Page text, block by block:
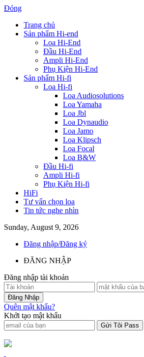
Đóng
Trang chủ
Sản phẩm Hi-end
Loa Hi-End
Đầu Hi-End
Ampli Hi-End
Phụ Kiện Hi-End
Sản phẩm Hi-fi
Loa Hi-fi
Loa Audiosolutions
Loa Yamaha
Loa Jbl
Loa Dynaudio
Loa Jamo
Loa Klipsch
Loa Focal
Loa B&W
Đầu Hi-fi
Ampli Hi-fi
Phụ Kiện Hi-fi
HiFi
Tư vấn chọn loa
Tin tức nghe nhìn
Sunday, August 9, 2026
Đăng nhập/Đăng ký
ĐĂNG NHẬP
Đăng nhập tài khoản
Quên mật khẩu?
Khởi tạo mật khẩu